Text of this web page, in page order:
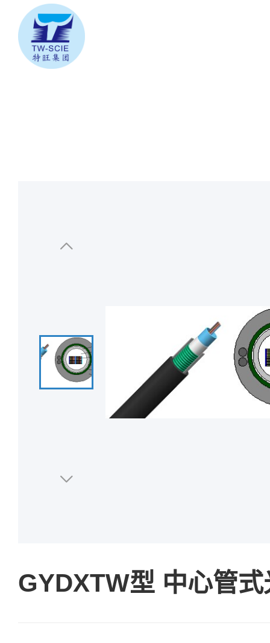
GYDXTW型 中心管